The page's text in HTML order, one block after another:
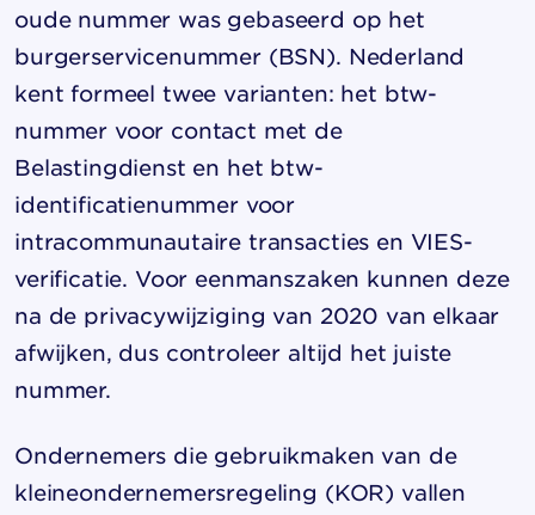
oude nummer was gebaseerd op het
burgerservicenummer (BSN). Nederland
kent formeel twee varianten: het btw-
nummer voor contact met de
Belastingdienst en het btw-
identificatienummer voor
intracommunautaire transacties en VIES-
verificatie. Voor eenmanszaken kunnen deze
na de privacywijziging van 2020 van elkaar
afwijken, dus controleer altijd het juiste
nummer.
Ondernemers die gebruikmaken van de
kleineondernemersregeling (KOR) vallen